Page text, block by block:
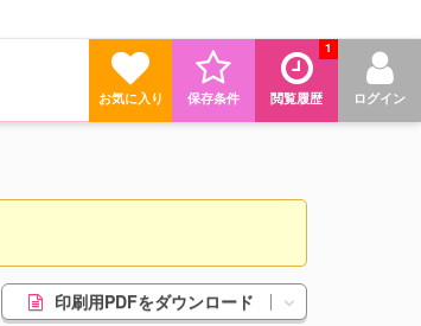
ログイン
閲覧履歴
1
保存条件
お気に入り
印刷用PDFをダウンロード